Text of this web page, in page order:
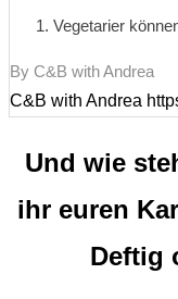
Vegetarier
By C&B with Andrea
C&B with Andrea
Und wie
ihr euren
Deftig